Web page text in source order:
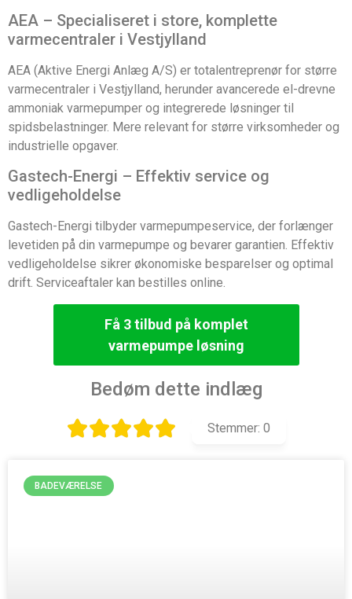
AEA – Specialiseret i store, komplette
varmecentraler i Vestjylland
AEA (Aktive Energi Anlæg A/S) er totalentreprenør for større
varmecentraler i Vestjylland, herunder avancerede el-drevne
ammoniak varmepumper og integrerede løsninger til
spidsbelastninger. Mere relevant for større virksomheder og
industrielle opgaver.
Gastech-Energi – Effektiv service og
vedligeholdelse
Gastech-Energi tilbyder varmepumpeservice, der forlænger
levetiden på din varmepumpe og bevarer garantien. Effektiv
vedligeholdelse sikrer økonomiske besparelser og optimal
drift. Serviceaftaler kan bestilles online.
Få 3 tilbud på komplet
varmepumpe løsning
Bedøm dette indlæg
Stemmer: 0
BADEVÆRELSE